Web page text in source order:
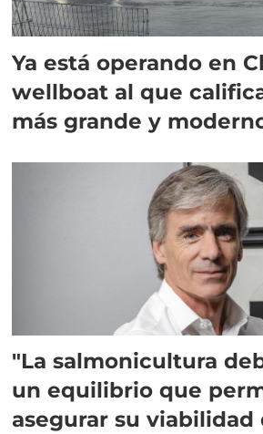
Ya está operando en
wellboat al que
más grande y
"La salmonicultura
un equilibrio que
asegurar su viabilidad